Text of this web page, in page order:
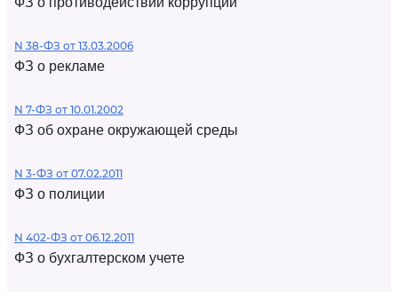
N 38-ФЗ от 13.03.2006
ФЗ о рекламе
N 7-ФЗ от 10.01.2002
ФЗ об охране окружающей среды
N 3-ФЗ от 07.02.2011
ФЗ о полиции
N 402-ФЗ от 06.12.2011
ФЗ о бухгалтерском учете